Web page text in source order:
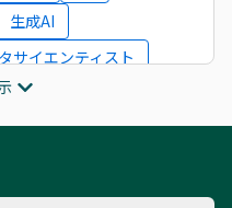
生成AI
サイエンティスト
サルタント
ー